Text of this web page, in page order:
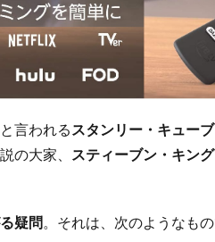
言われる スタンリー・キュー
の大家、
スティーブン・キング
疑問 。それは、次のようなも